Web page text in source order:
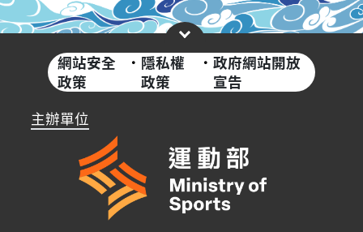
網站安全
政策
· 隱私權
政策
·政府網站開放
宣告
主辦單位